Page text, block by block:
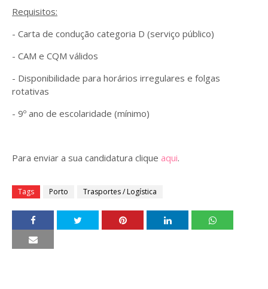
Requisitos:
- Carta de condução categoria D (serviço público)
- CAM e CQM válidos
- Disponibilidade para horários irregulares e folgas
rotativas
- 9º ano de escolaridade (mínimo)
Para enviar a sua candidatura clique aqui.
Tags Porto Trasportes / Logística